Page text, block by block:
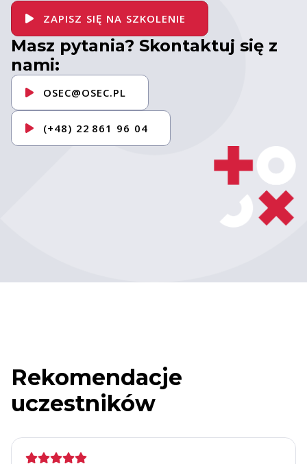
ZAPISZ SIĘ NA SZKOLENIE
Masz pytania? Skontaktuj się z
nami:
OSEC@OSEC.PL
(+48) 22 861 96 04
Rekomendacje
uczestników